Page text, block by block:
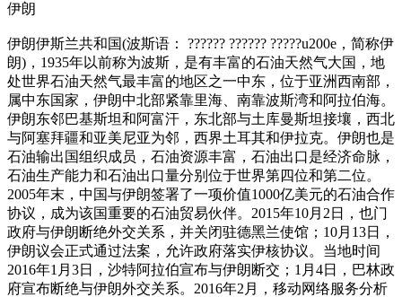
伊朗
伊朗伊斯兰共和国(波斯语： ?????? ?????? ?????u200e，简称伊
朗)，1935年以前称为波斯，是有丰富的石油天然气大国，地
处世界石油天然气最丰富的地区之一中东，位于亚洲西南部，
属中东国家，伊朗中北部紧靠里海、南靠波斯湾和阿拉伯海。
伊朗东邻巴基斯坦和阿富汗，东北部与土库曼斯坦接壤，西北
与阿塞拜疆和亚美尼亚为邻，西界土耳其和伊拉克。伊朗也是
石油输出国组织成员，石油资源丰富，石油出口是经济命脉，
石油生产能力和石油出口量分别位于世界第四位和第二位。
2005年末，中国与伊朗签署了一项价值1000亿美元的石油合作
协议，成为该国重要的石油贸易伙伴。2015年10月2日，也门
政府与伊朗断绝外交关系，并关闭驻德黑兰使馆；10月13日，
伊朗议会正式通过法案，允许政府落实伊核协议。当地时间
2016年1月3日，沙特阿拉伯宣布与伊朗断交；1月4日，巴林政
府宣布断绝与伊朗外交关系。2016年2月，移动网络服务分析